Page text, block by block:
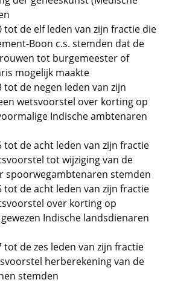
tot de elf leden van zijn fractie die
Boon c.s. stemden dat de
tot burgemeester of
mogelijk maakte
tot de negen leden van zijn
wetsvoorstel over korting op
Indische ambtenaren
tot de acht leden van zijn fractie
tot wijziging van de
spoorwegambtenaren stemden
tot de acht leden van zijn fractie
over korting op
Indische landsdienaren
tot de zes leden van zijn fractie
herberekening van de
stemden